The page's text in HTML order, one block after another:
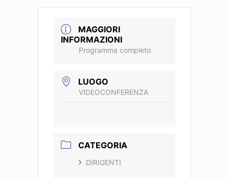
MAGGIORI
INFORMAZIONI
Programma completo
LUOGO
VIDEOCONFERENZA
CATEGORIA
DIRIGENTI